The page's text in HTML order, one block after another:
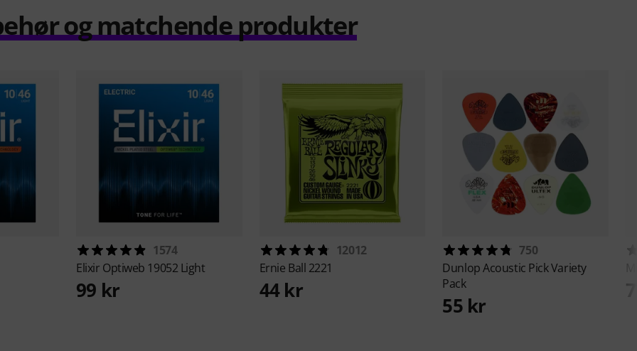
og matchende produkter
1574
Elixir Optiweb 19052 Light
99 kr
12012
Ernie Ball 2221
44 kr
750
DunlopAcoustic Pick Variety
Pack
55 kr